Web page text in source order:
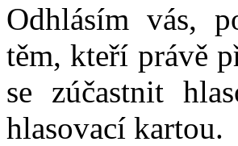
Odhlásím vás,
těm, kteří právě
se zúčastnit
hlasovací kartou.